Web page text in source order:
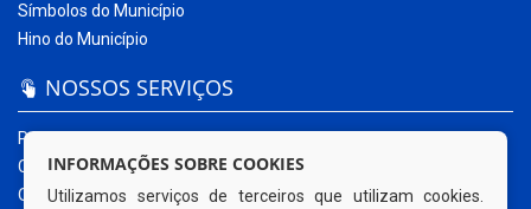
Símbolos do Município
Hino do Município
NOSSOS SERVIÇOS
Portal da Transparência
Carta de Serviços ao Usuário
Ouvidoria Municipal
INFORMAÇÕES SOBRE COOKIES
Utilizamos serviços de terceiros que utilizam cookies.